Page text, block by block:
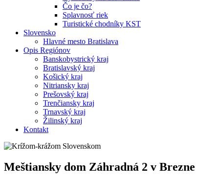
Čo je čo?
Splavnosť riek
Turistické chodníky KST
Slovensko
Hlavné mesto Bratislava
Opis Regiónov
Banskobystrický kraj
Bratislavský kraj
Košický kraj
Nitriansky kraj
Prešovský kraj
Trenčiansky kraj
Trnavský kraj
Žilinský kraj
Kontakt
Meštiansky dom Záhradná 2 v Brezne